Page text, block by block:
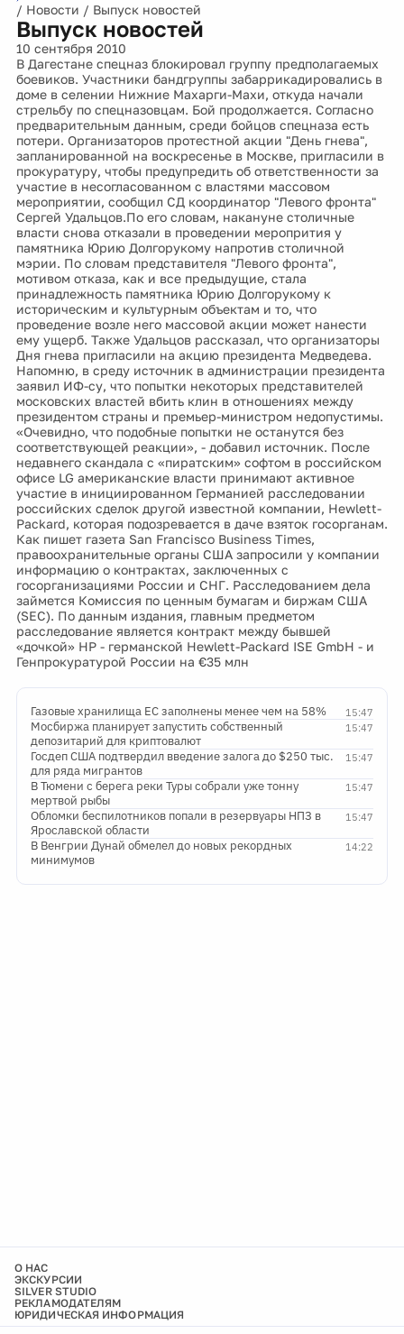
/ Новости / Выпуск новостей
Выпуск новостей
10 сентября 2010
В Дагестане спецназ блокировал группу предполагаемых
боевиков. Участники бандгруппы забаррикадировались в
доме в селении Нижние Махарги-Махи, откуда начали
стрельбу по спецназовцам. Бой продолжается. Согласно
предварительным данным, среди бойцов спецназа есть
потери. Организаторов протестной акции "День гнева",
запланированной на воскресенье в Москве, пригласили в
прокуратуру, чтобы предупредить об ответственности за
участие в несогласованном с властями массовом
мероприятии, сообщил СД координатор "Левого фронта"
Сергей Удальцов.По его словам, накануне столичные
власти снова отказали в проведении меропрития у
памятника Юрию Долгорукому напротив столичной
мэрии. По словам представителя "Левого фронта",
мотивом отказа, как и все предыдущие, стала
принадлежность памятника Юрию Долгорукому к
историческим и культурным объектам и то, что
проведение возле него массовой акции может нанести
ему ущерб. Также Удальцов рассказал, что организаторы
Дня гнева пригласили на акцию президента Медведева.
Напомню, в среду источник в администрации президента
заявил ИФ-су, что попытки некоторых представителей
московских властей вбить клин в отношениях между
президентом страны и премьер-министром недопустимы.
«Очевидно, что подобные попытки не останутся без
соответствующей реакции», - добавил источник. После
недавнего скандала с «пиратским» софтом в российском
офисе LG американские власти принимают активное
участие в инициированном Германией расследовании
российских сделок другой известной компании, Hewlett-
Packard, которая подозревается в даче взяток госорганам.
Как пишет газета San Francisco Business Times,
правоохранительные органы США запросили у компании
информацию о контрактах, заключенных с
госорганизациями России и СНГ. Расследованием дела
займется Комиссия по ценным бумагам и биржам США
(SEC). По данным издания, главным предметом
расследование является контракт между бывшей
«дочкой» HP - германской Hewlett-Packard ISE GmbH - и
Генпрокуратурой России на €35 млн
15:47
Газовые хранилища ЕС заполнены менее чем на 58%
15:47
Мосбиржа планирует запустить собственный
депозитарий для криптовалют
15:47
Госдеп США подтвердил введение залога до $250 тыс.
для ряда мигрантов
15:47
В Тюмени с берега реки Туры собрали уже тонну
мертвой рыбы
15:47
Обломки беспилотников попали в резервуары НПЗ в
Ярославской области
14:22
В Венгрии Дунай обмелел до новых рекордных
минимумов
О НАС
ЭКСКУРСИИ
SILVER STUDIO
РЕКЛАМОДАТЕЛЯМ
ЮРИДИЧЕСКАЯ ИНФОРМАЦИЯ